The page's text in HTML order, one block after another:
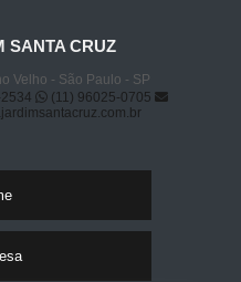
SANTA CRUZ
Velho - São Paulo - SP
(11) 96025-0705